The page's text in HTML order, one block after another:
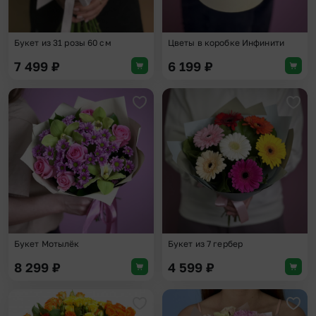
Букет из 31 розы 60 см
7 499 ₽
Цветы в коробке Инфинити
6 199 ₽
Добавить в избранное
Букет Мотылёк
8 299 ₽
Букет из 7 гербер
4 599 ₽